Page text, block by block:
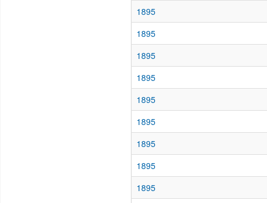
1895
1895
1895
1895
1895
1895
1895
1895
1895